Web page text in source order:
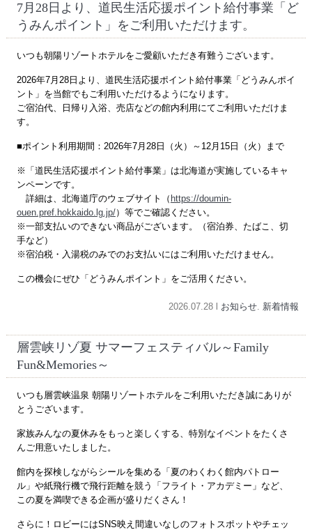
7月28日より、道民生活応援ポイント給付事業「ど
うみんポイント」をご利用いただけます。
いつも朝陽リゾートホテルをご愛顧いただき有難うございます。
2026年7月28日より、道民生活応援ポイント給付事業「どうみんポイ
ント」を当館でもご利用いただけるようになります。
ご宿泊代、日帰り入浴、売店などの館内利用にてご利用いただけま
す。
■ポイント利用期間：2026年7月28日（火）～12月15日（火）まで
※「道民生活応援ポイント給付事業」は北海道が実施しているキャ
ンペーンです。
詳細は、北海道庁のウェブサイト（ https://doumin-
ouen.pref.hokkaido.lg.jp/）等でご確認ください。
※一部支払いのできない商品がございます。（宿泊券、たばこ、切
手など）
※宿泊税・入湯税のみでのお支払いにはご利用いただけません。
この機会にぜひ「どうみんポイント」をご活用ください。
2026.07.28 l お知らせ. 新着情報
層雲峡リゾ夏 サマーフェスティバル～Family
Fun&Memories～
いつも層雲峡温泉 朝陽リゾートホテルをご利用いただき誠にありが
とうございます。
家族みんなの夏休みをもっと楽しくする、特別なイベントをたくさ
んご用意いたしました。
館内を探検しながらシールを集める「夏のわくわく館内パトロー
ル」や紙飛行機で飛行距離を競う「フライト・アカデミー」など、
この夏を満喫できる企画が盛りだくさん！
さらに！ロビーにはSNS映え間違いなしのフォトスポットやチェッ